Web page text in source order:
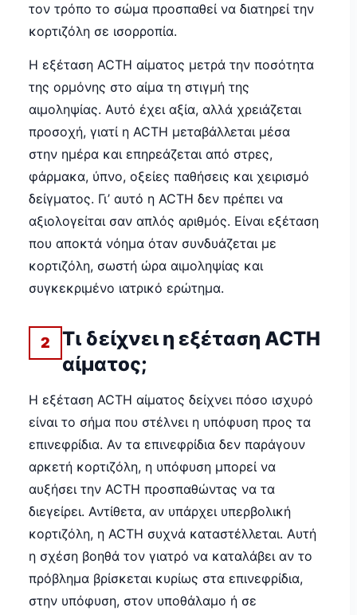
τον τρόπο το σώμα προσπαθεί να διατηρεί την
κορτιζόλη σε ισορροπία.
Η εξέταση ACTH αίματος μετρά την ποσότητα
της ορμόνης στο αίμα τη στιγμή της
αιμοληψίας. Αυτό έχει αξία, αλλά χρειάζεται
προσοχή, γιατί η ACTH μεταβάλλεται μέσα
στην ημέρα και επηρεάζεται από στρες,
φάρμακα, ύπνο, οξείες παθήσεις και χειρισμό
δείγματος. Γι’ αυτό η ACTH δεν πρέπει να
αξιολογείται σαν απλός αριθμός. Είναι εξέταση
που αποκτά νόημα όταν συνδυάζεται με
κορτιζόλη, σωστή ώρα αιμοληψίας και
συγκεκριμένο ιατρικό ερώτημα.
2
Τι δείχνει η εξέταση ACTH
αίματος;
Η εξέταση ACTH αίματος δείχνει πόσο ισχυρό
είναι το σήμα που στέλνει η υπόφυση προς τα
επινεφρίδια. Αν τα επινεφρίδια δεν παράγουν
αρκετή κορτιζόλη, η υπόφυση μπορεί να
αυξήσει την ACTH προσπαθώντας να τα
διεγείρει. Αντίθετα, αν υπάρχει υπερβολική
κορτιζόλη, η ACTH συχνά καταστέλλεται. Αυτή
η σχέση βοηθά τον γιατρό να καταλάβει αν το
πρόβλημα βρίσκεται κυρίως στα επινεφρίδια,
στην υπόφυση, στον υποθάλαμο ή σε